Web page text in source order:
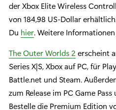
der Xbox Elite Wireless
von 184,98 US-Dollar
Du hier. Weitere
The Outer Worlds 2 erscheint
Series X|S, Xbox auf PC, für
Battle.net und Steam.
zum Release im PC Game
Bestelle die Premium Edition